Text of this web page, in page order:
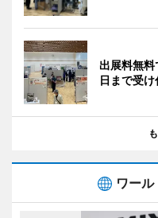
出展料無
日まで受
ワー